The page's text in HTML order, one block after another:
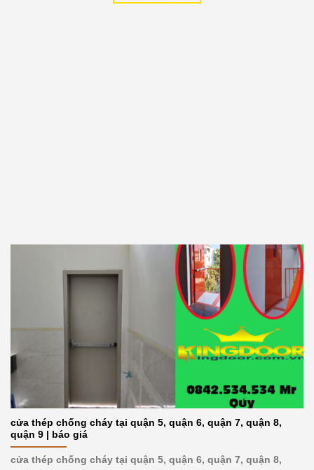
cửa thép chống cháy tại quận 5, quận 6, quận 7, quận 8,
quận 9 | báo giá
cửa thép chống cháy tại quận 5, quận 6, quận 7, quận 8,